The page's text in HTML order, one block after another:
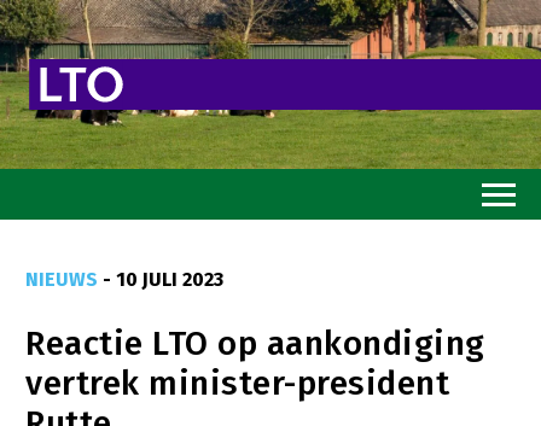
Goed eten
Mooi groen
NIEUWS - 10 JULI 2023
Reactie LTO op aankondiging
vertrek minister-president